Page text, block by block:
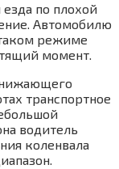
по плохой
Автомобилю
режиме
момент.
транспортное
водитель
коленвала